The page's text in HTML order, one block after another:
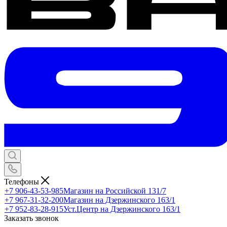
Телефоны
+7 906-43-53-985Магазин на Российской 131/7
+7 967-31-32-200Магазин на Дзержинского 163/1
+7 952-83-28-915Уст.Центр на Дзержинского 163/1
Заказать звонок